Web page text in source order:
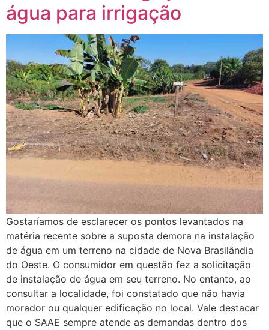
água para irrigação
Gostaríamos de esclarecer os pontos levantados na
matéria recente sobre a suposta demora na instalação
de água em um terreno na cidade de Nova Brasilândia
do Oeste. O consumidor em questão fez a solicitação
de instalação de água em seu terreno. No entanto, ao
consultar a localidade, foi constatado que não havia
morador ou qualquer edificação no local. Vale destacar
que o SAAE sempre atende as demandas dentro dos